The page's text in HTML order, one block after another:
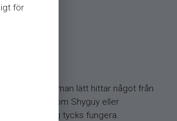
för
Detta gör att man lätt hittar något från
som Shyguy eller
där ingenting tycks fungera.